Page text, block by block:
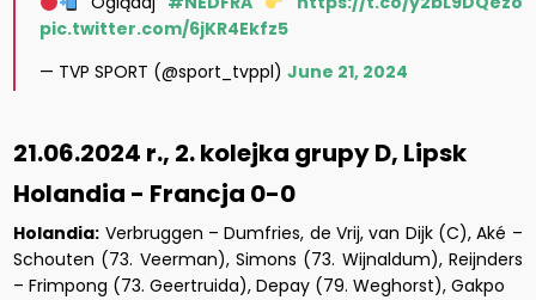
pic.twitter.com/6jKR4Ekfz5
— TVP SPORT (@sport_tvppl)June 21, 2024
21.06.2024 r., 2. kolejka grupy D, Lipsk
Holandia - Francja 0-0
Holandia: Verbruggen – Dumfries, de Vrij, van Dijk (C), Aké –
Schouten (73. Veerman), Simons (73. Wijnaldum), Reijnders
– Frimpong (73. Geertruida), Depay (79. Weghorst), Gakpo